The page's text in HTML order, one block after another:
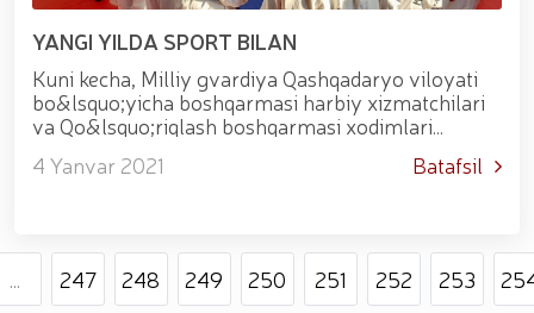
YANGI YILDA SPORT BILAN
Kuni kecha, Milliy gvardiya Qashqadaryo viloyati
bo&lsquo;yicha boshqarmasi harbiy xizmatchilari
va Qo&lsquo;riqlash boshqarmasi xodimlari
bo&lsquo;sh vaqtini unumli o&lsquo...
4 Yanvar 2021 Batafsil
247 248 249 250 251 252 253